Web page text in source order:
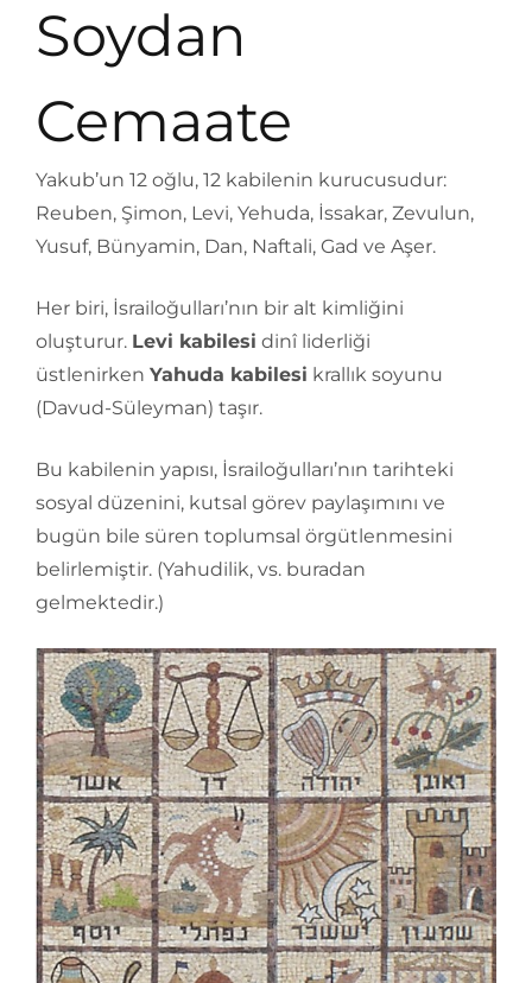
Soydan
Cemaate
Yakub’un 12 oğlu, 12 kabilenin kurucusudur:
Reuben, Şimon, Levi, Yehuda, İssakar, Zevulun,
Yusuf, Bünyamin, Dan, Naftali, Gad ve Aşer.
Her biri, İsrailoğulları’nın bir alt kimliğini
oluşturur. Levi kabilesi dinî liderliği
üstlenirken Yahuda kabilesi krallık soyunu
(Davud-Süleyman) taşır.
Bu kabilenin yapısı, İsrailoğulları’nın tarihteki
sosyal düzenini, kutsal görev paylaşımını ve
bugün bile süren toplumsal örgütlenmesini
belirlemiştir. (Yahudilik, vs. buradan
gelmektedir.)